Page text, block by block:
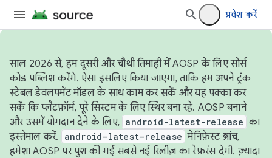
प्रवेश करें
साल 2026 से, हम दूसरी और चौथी तिमाही में AOSP के लिए सोर्स
कोड पब्लिश करेंगे. ऐसा इसलिए किया जाएगा, ताकि हम अपने ट्रंक
स्टेबल डेवलपमेंट मॉडल के साथ काम कर सकें और यह पक्का कर
सकें कि प्लैटफ़ॉर्म, पूरे सिस्टम के लिए स्थिर बना रहे. AOSP बनाने
और उसमें योगदान देने के लिए, android-latest-release का
इस्तेमाल करें.
android-latest-release मेनिफ़ेस्ट ब्रांच,
हमेशा AOSP पर पुश की गई सबसे नई रिलीज़ का रेफ़रंस देगी. ज़्यादा